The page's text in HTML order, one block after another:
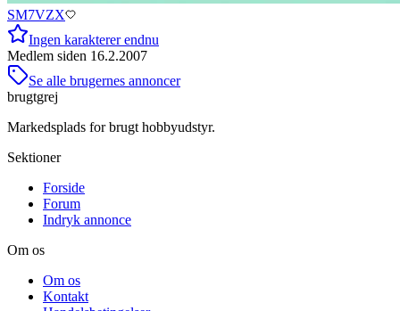
SM7VZX
Ingen karakterer endnu
Medlem siden 16.2.2007
Se alle brugernes annoncer
brugtgrej
Markedsplads for brugt hobbyudstyr.
Sektioner
Forside
Forum
Indryk annonce
Om os
Om os
Kontakt